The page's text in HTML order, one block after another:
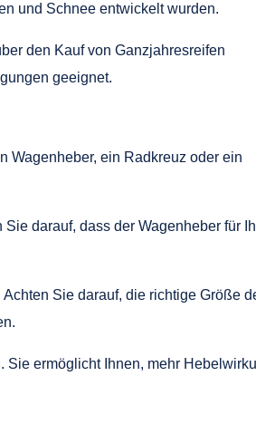
und Schnee entwickelt wurden.
den Kauf von Ganzjahresreifen
geeignet.
Wagenheber, ein Radkreuz oder ein
darauf, dass der Wagenheber für
Sie darauf, die richtige Größe
ermöglicht Ihnen, mehr